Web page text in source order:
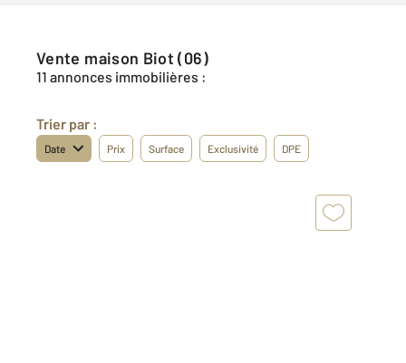
Vente maison Biot (06)
11 annonces immobilières :
Trier par :
Date Prix Surface Exclusivité DPE